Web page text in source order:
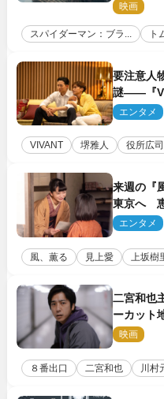
映画
スパイダーマン：ブラ... ト
要注意人
謎――『
エンタメ
VIVANT 堺雅人 役所広司
来週の『
東京へ
エンタメ
風、薫る 見上愛 上坂樹
二宮和也
ーカット
コメント
映画
８番出口 二宮和也 川村